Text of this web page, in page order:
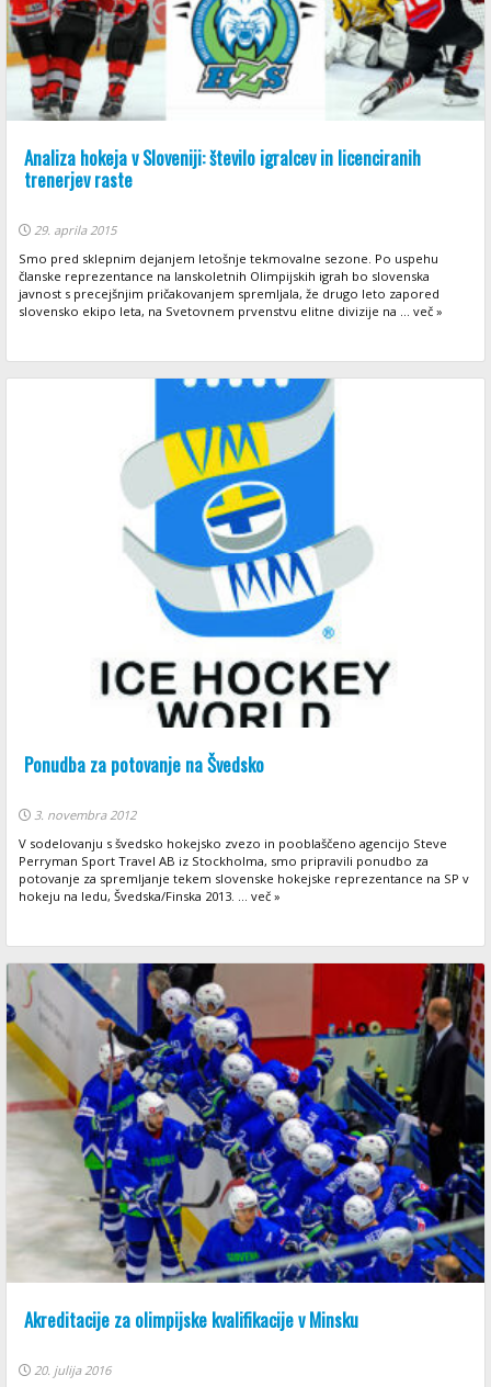
Analiza hokeja v Sloveniji: število igralcev in licenciranih
trenerjev raste
29. aprila 2015
Smo pred sklepnim dejanjem letošnje tekmovalne sezone. Po uspehu
članske reprezentance na lanskoletnih Olimpijskih igrah bo slovenska
javnost s precejšnjim pričakovanjem spremljala, že drugo leto zapored
slovensko ekipo leta, na Svetovnem prvenstvu elitne divizije na ... več »
Ponudba za potovanje na Švedsko
3. novembra 2012
V sodelovanju s švedsko hokejsko zvezo in pooblaščeno agencijo Steve
Perryman Sport Travel AB iz Stockholma, smo pripravili ponudbo za
potovanje za spremljanje tekem slovenske hokejske reprezentance na SP v
hokeju na ledu, Švedska/Finska 2013. ... več »
Akreditacije za olimpijske kvalifikacije v Minsku
20. julija 2016